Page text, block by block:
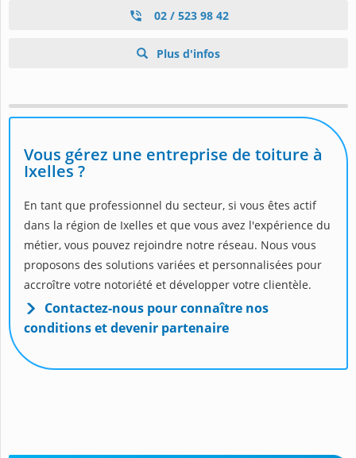
02 / 523 98 42
Plus d'infos
Vous gérez une entreprise de toiture à
Ixelles ?
En tant que professionnel du secteur, si vous êtes actif
dans la région de Ixelles et que vous avez l'expérience du
métier, vous pouvez rejoindre notre réseau. Nous vous
proposons des solutions variées et personnalisées pour
accroître votre notoriété et développer votre clientèle.
Contactez-nous pour connaître nos
conditions et devenir partenaire